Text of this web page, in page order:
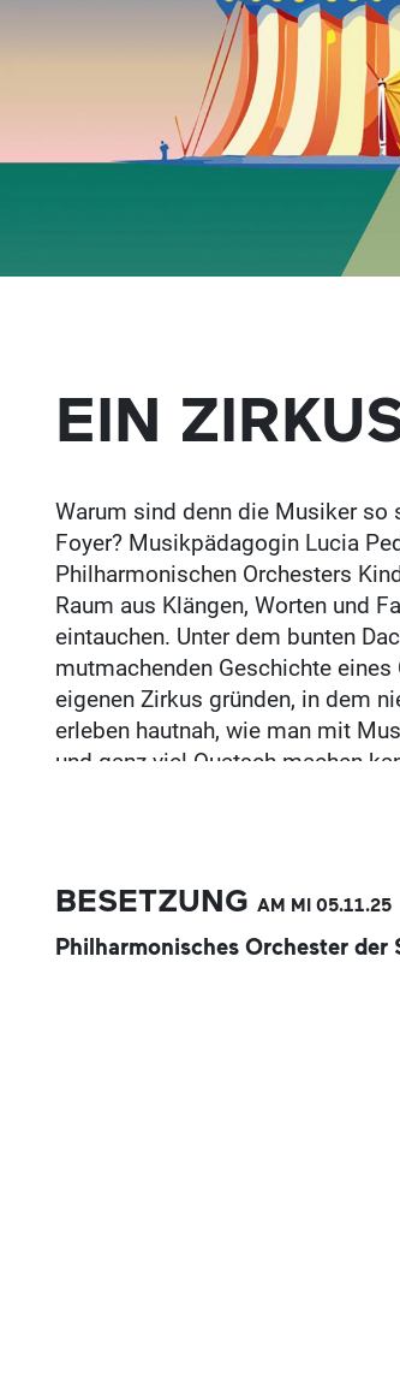
EIN
Warum sind denn die Musiker
Foyer? Musikpädagogin Lucia
Philharmonischen Orchesters
Raum aus Klängen, Worten und
eintauchen. Unter dem bunten
mutmachenden Geschichte
eigenen Zirkus gründen, in dem
erleben hautnah, wie man mit
und ganz viel Quatsch machen
BESETZUNG AM MI 05.11.25
Philharmonisches Orchester der